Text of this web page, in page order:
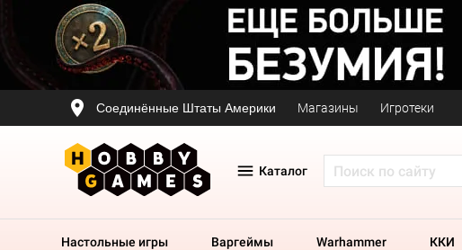
Соединённые Штаты Америки Магазины Игротеки
Каталог
Настольные игры Варгеймы Warhammer ККИ